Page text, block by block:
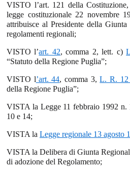
VISTO l’art. 121 della
legge costituzionale 22 novembre
attribuisce al Presidente della Giunta
regolamenti regionali;
VISTO l’art. 42, comma 2, lett. c)
“Statuto della Regione Puglia”;
VISTO l’art. 44, comma 3,L. R. 12
della Regione Puglia”;
VISTA la Legge 11 febbraio 1992 n.
10 e 14;
VISTA la Legge regionale 13 agosto
VISTA la Delibera di Giunta
di adozione del Regolamento;